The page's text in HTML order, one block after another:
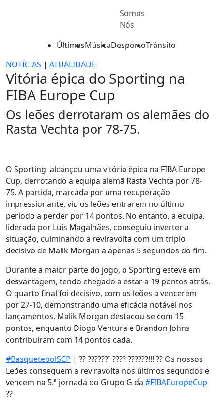
Somos
Nós
ÚltimasMúsicaDesportoTrânsito
NOTÍCIAS | ATUALIDADE
Vitória épica do Sporting na
FIBA Europe Cup
Os leões derrotaram os alemães do
Rasta Vechta por 78-75.
O Sporting alcançou uma vitória épica na FIBA Europe
Cup, derrotando a equipa alemã Rasta Vechta por 78-
75. A partida, marcada por uma recuperação
impressionante, viu os leões entrarem no último
período a perder por 14 pontos. No entanto, a equipa,
liderada por Luís Magalhães, conseguiu inverter a
situação, culminando a reviravolta com um triplo
decisivo de Malik Morgan a apenas 5 segundos do fim.
Durante a maior parte do jogo, o Sporting esteve em
desvantagem, tendo chegado a estar a 19 pontos atrás.
O quarto final foi decisivo, com os leões a vencerem
por 27-10, demonstrando uma eficácia notável nos
lançamentos. Malik Morgan destacou-se com 15
pontos, enquanto Diogo Ventura e Brandon Johns
contribuíram com 14 pontos cada.
#BasquetebolSCP | ?? ??????´ ???? ??????!!! ?? Os nossos
Leões conseguem a reviravolta nos últimos segundos e
vencem na 5.ª jornada do Grupo G da #FIBAEuropeCup
??